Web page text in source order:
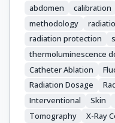
abdomen
calibration
methodology
radiation protection
thermoluminescence
Catheter Ablation
Radiation Dosage
Interventional
Skin
Tomography
X-Ray